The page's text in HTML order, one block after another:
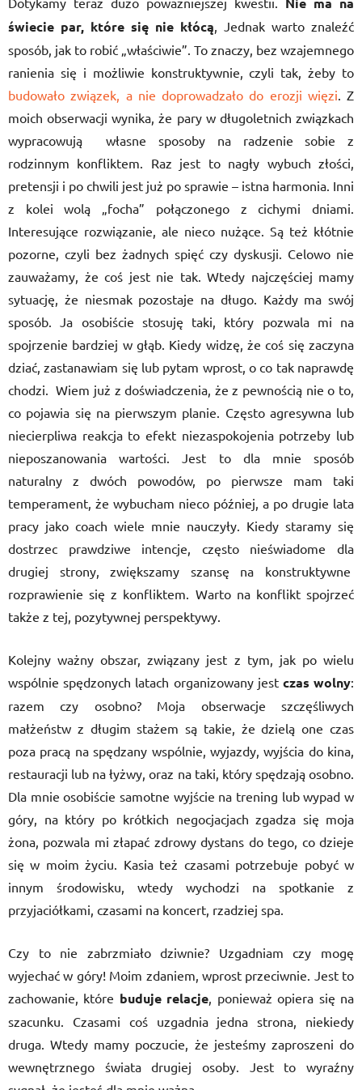
świecie par, które się nie kłócą, Jednak warto znaleźć
sposób, jak to robić „właściwie”. To znaczy, bez wzajemnego
ranienia się i możliwie konstruktywnie, czyli tak, żeby to
budowało związek, a nie doprowadzało do erozji więzi. Z
moich obserwacji wynika, że pary w długoletnich związkach
wypracowują własne sposoby na radzenie sobie z
rodzinnym konfliktem. Raz jest to nagły wybuch złości,
pretensji i po chwili jest już po sprawie – istna harmonia. Inni
z kolei wolą „focha” połączonego z cichymi dniami.
Interesujące rozwiązanie, ale nieco nużące. Są też kłótnie
pozorne, czyli bez żadnych spięć czy dyskusji. Celowo nie
zauważamy, że coś jest nie tak. Wtedy najczęściej mamy
sytuację, że niesmak pozostaje na długo. Każdy ma swój
sposób. Ja osobiście stosuję taki, który pozwala mi na
spojrzenie bardziej w głąb. Kiedy widzę, że coś się zaczyna
dziać, zastanawiam się lub pytam wprost, o co tak naprawdę
chodzi. Wiem już z doświadczenia, że z pewnością nie o to,
co pojawia się na pierwszym planie. Często agresywna lub
niecierpliwa reakcja to efekt niezaspokojenia potrzeby lub
nieposzanowania wartości. Jest to dla mnie sposób
naturalny z dwóch powodów, po pierwsze mam taki
temperament, że wybucham nieco później, a po drugie lata
pracy jako coach wiele mnie nauczyły. Kiedy staramy się
dostrzec prawdziwe intencje, często nieświadome dla
drugiej strony, zwiększamy szansę na konstruktywne
rozprawienie się z konfliktem. Warto na konflikt spojrzeć
także z tej, pozytywnej perspektywy.
Kolejny ważny obszar, związany jest z tym, jak po wielu
wspólnie spędzonych latach organizowany jest czas wolny:
razem czy osobno? Moja obserwacje szczęśliwych
małżeństw z długim stażem są takie, że dzielą one czas
poza pracą na spędzany wspólnie, wyjazdy, wyjścia do kina,
restauracji lub na łyżwy, oraz na taki, który spędzają osobno.
Dla mnie osobiście samotne wyjście na trening lub wypad w
góry, na który po krótkich negocjacjach zgadza się moja
żona, pozwala mi złapać zdrowy dystans do tego, co dzieje
się w moim życiu. Kasia też czasami potrzebuje pobyć w
innym środowisku, wtedy wychodzi na spotkanie z
przyjaciółkami, czasami na koncert, rzadziej spa.
Czy to nie zabrzmiało dziwnie? Uzgadniam czy mogę
wyjechać w góry! Moim zdaniem, wprost przeciwnie. Jest to
zachowanie, które buduje relacje, ponieważ opiera się na
szacunku. Czasami coś uzgadnia jedna strona, niekiedy
druga. Wtedy mamy poczucie, że jesteśmy zaproszeni do
wewnętrznego świata drugiej osoby. Jest to wyraźny